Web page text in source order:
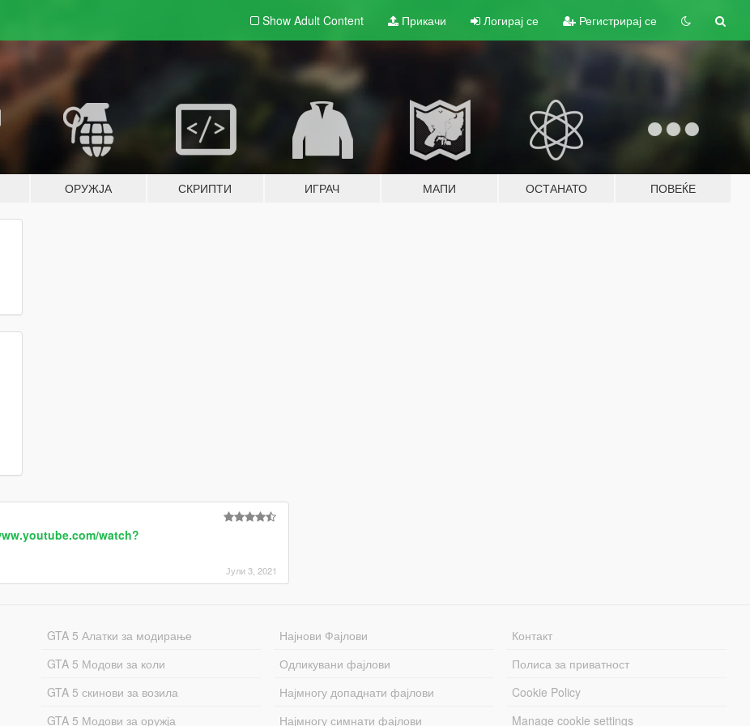
Show Adult Content Прикачи Логирај се Регистрирај се
ОРУЖЈА СКРИПТИ ИГРАЧ МАПИ ОСТАНАТО ПОВЕЌЕ
watch?
Јули 3, 2021
GTA 5 Алатки за модирање
GTA 5 Модови за коли
GTA 5 скинови за возила
GTA 5 Модови за оружја
Најнови Фајлови
Одликувани фајлови
Најмногу допаднати фајлови
Најмногу симнати фајлови
Контакт
Полиса за приватност
Cookie Policy
Manage cookie settings